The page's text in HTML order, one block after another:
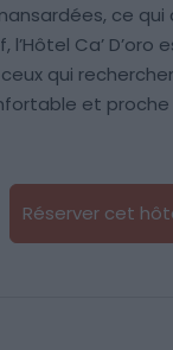
ce qui
l’Hôtel Ca’ D’oro
qui
et proche
Réserver cet